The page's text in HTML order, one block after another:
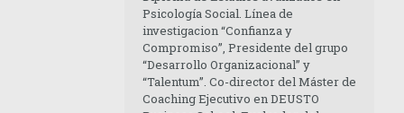
Psicología Social. Línea de
investigacion “Confianza y
Compromiso”, Presidente del grupo
“Desarrollo Organizacional” y
“Talentum”. Co-director del Máster de
Coaching Ejecutivo en DEUSTO